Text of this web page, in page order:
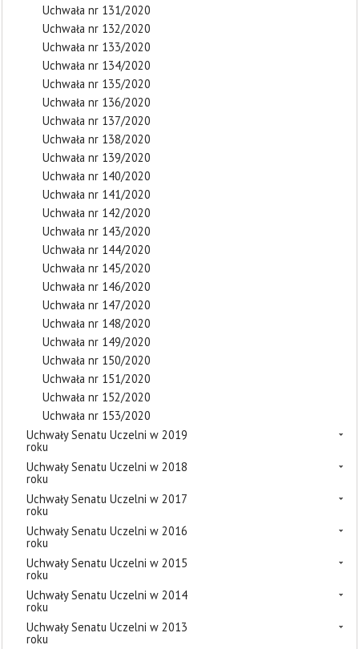
Uchwała nr 131/2020
Uchwała nr 132/2020
Uchwała nr 133/2020
Uchwała nr 134/2020
Uchwała nr 135/2020
Uchwała nr 136/2020
Uchwała nr 137/2020
Uchwała nr 138/2020
Uchwała nr 139/2020
Uchwała nr 140/2020
Uchwała nr 141/2020
Uchwała nr 142/2020
Uchwała nr 143/2020
Uchwała nr 144/2020
Uchwała nr 145/2020
Uchwała nr 146/2020
Uchwała nr 147/2020
Uchwała nr 148/2020
Uchwała nr 149/2020
Uchwała nr 150/2020
Uchwała nr 151/2020
Uchwała nr 152/2020
Uchwała nr 153/2020
Uchwały Senatu Uczelni w 2019
roku
Uchwały Senatu Uczelni w 2018
roku
Uchwały Senatu Uczelni w 2017
roku
Uchwały Senatu Uczelni w 2016
roku
Uchwały Senatu Uczelni w 2015
roku
Uchwały Senatu Uczelni w 2014
roku
Uchwały Senatu Uczelni w 2013
roku